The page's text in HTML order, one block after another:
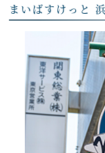
まいばすけっと